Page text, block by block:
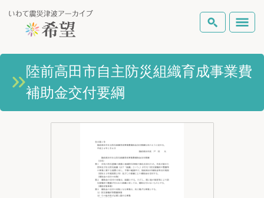
いわて震災津波アーカイブとは
岩手県の被害状況
ピックアップコンテンツ
Foreign Laguage
検索
陸前高田市自主防災組織育成事業費
補助金交付要綱